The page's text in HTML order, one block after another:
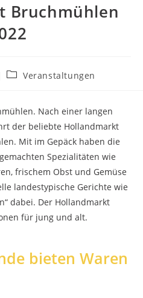
Bruchmühlen
Beitrags-
Veranstaltungen
Nach einer langen
der beliebte Hollandmarkt
Mit im Gepäck haben die
Spezialitäten wie
frischem Obst und Gemüse
landestypische Gerichte wie
dabei. Der Hollandmarkt
für jung und alt.
bieten Waren